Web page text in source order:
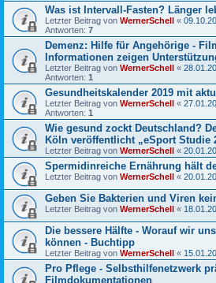
Was ist Intervall-Fasten? Länger
Letzter Beitrag von WernerSchell «
Antworten: 7
Demenz: Hilfe für Angehörige -
Informationen zeigen
Letzter Beitrag von WernerSchell «
Antworten: 1
Gesundheitskalender 2019 mit
Letzter Beitrag von WernerSchell «
Antworten: 1
Wie gesund zockt Deutschland?
Köln veröffentlicht „eSport Studie
Letzter Beitrag von WernerSchell «
Spermidinreiche Ernährung hält
Letzter Beitrag von WernerSchell «
Geben Sie Bakterien und Viren
Letzter Beitrag von WernerSchell «
Die bessere Hälfte - Worauf wir
können - Buchtipp
Letzter Beitrag von WernerSchell «
Pro Pflege - Selbsthilfenetzwerk
Filmdokumentationen